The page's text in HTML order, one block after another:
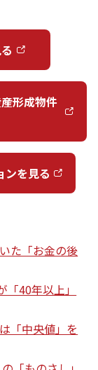
形成物件
ンを見る
た「お金の後
40年以上」
「中央値」を